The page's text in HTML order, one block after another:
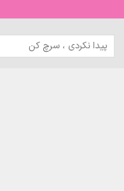
جستجو
برای: